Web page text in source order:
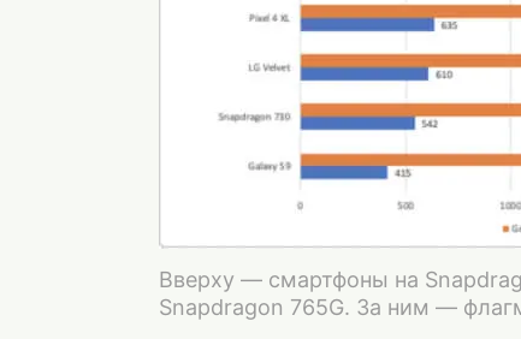
Вверху — смартфоны на
Snapdragon 765G. За ним —